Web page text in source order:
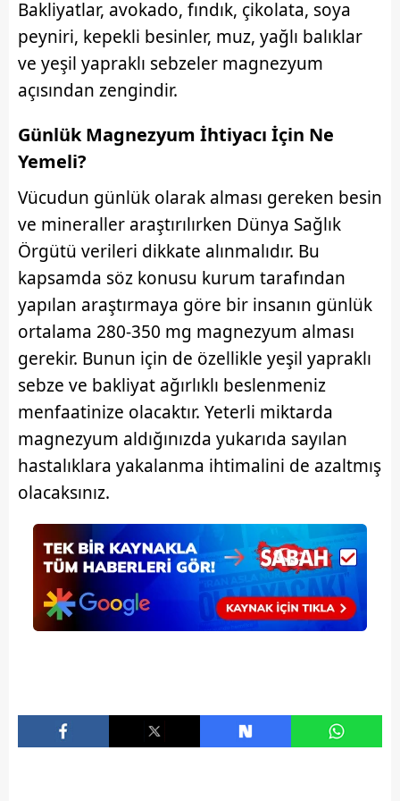
kılınması ve kişiselleştirilmesi ve sizlere yönelik
reklam/pazarlama faaliyetlerinin yapılması, amaçlarıyla
sınırlı olarak açık rızanız dahilinde kullanılacaktır.
Çerezlere ilişkin tercihlerinizi aşağıda yer alan panel
vasıtasıyla belirleyebilirsiniz. Çerezlere ilişkin detaylı bilgi
için Ayarlar butonuna tıklayabilir,Çerez Bilgilendirme
Metnimiziziyaret edebilirsiniz.
6698 sayılı Kişisel Verilerin Korunması Kanunu uyarınca
hazırlanmış Aydınlatma Metnimizi okumak ve sitemizde
ilgili mevzuata uygun olarak kullanılan çerezlerle ilgili bilgi
almak için lütfentıklayınız.
Bakliyatlar, avokado, fındık, çikolata, soya
peyniri, kepekli besinler, muz, yağlı balıklar
ve yeşil yapraklı sebzeler magnezyum
açısından zengindir.
Günlük Magnezyum İhtiyacı İçin Ne
Yemeli?
Vücudun günlük olarak alması gereken besin
ve mineraller araştırılırken Dünya Sağlık
Örgütü verileri dikkate alınmalıdır. Bu
kapsamda söz konusu kurum tarafından
yapılan araştırmaya göre bir insanın günlük
ortalama 280-350 mg magnezyum alması
gerekir. Bunun için de özellikle yeşil yapraklı
sebze ve bakliyat ağırlıklı beslenmeniz
menfaatinize olacaktır. Yeterli miktarda
magnezyum aldığınızda yukarıda sayılan
hastalıklara yakalanma ihtimalini de azaltmış
olacaksınız.